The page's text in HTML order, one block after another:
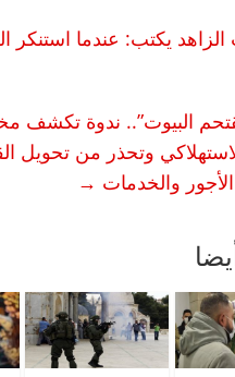
يكتب: عندما استنكر
البيوت”.. ندوة تكشف
وتحذر من تحويل
والخدمات →